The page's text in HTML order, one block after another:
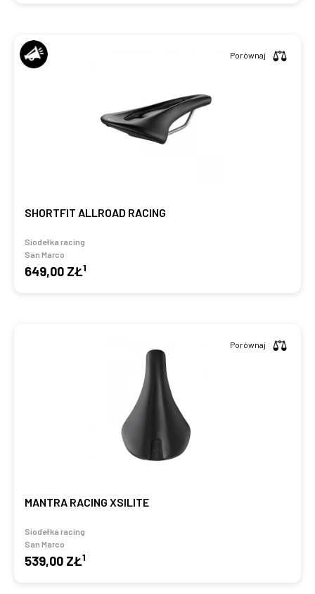
SHORTFIT ALLROAD RACING
Siodełka racing
San Marco
649,00 ZŁ1
Porównaj
MANTRA RACING XSILITE
Siodełka racing
San Marco
539,00 ZŁ1
Porównaj